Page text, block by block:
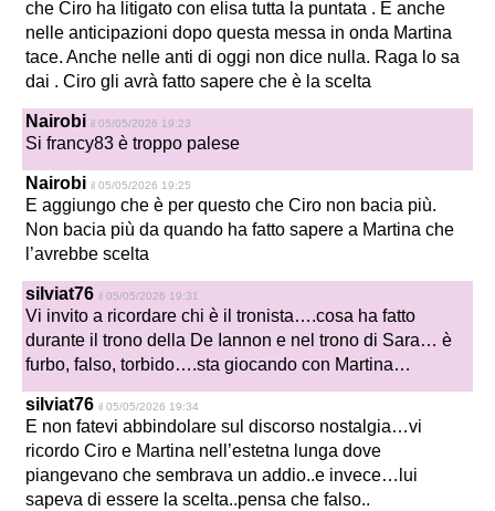
che Ciro ha litigato con elisa tutta la puntata . E anche
nelle anticipazioni dopo questa messa in onda Martina
tace. Anche nelle anti di oggi non dice nulla. Raga lo sa
dai . Ciro gli avrà fatto sapere che è la scelta
Nairobi il 05/05/2026 19:23
Si francy83 è troppo palese
Nairobi il 05/05/2026 19:25
E aggiungo che è per questo che Ciro non bacia più.
Non bacia più da quando ha fatto sapere a Martina che
l’avrebbe scelta
silviat76 il 05/05/2026 19:31
Vi invito a ricordare chi è il tronista….cosa ha fatto
durante il trono della De Iannon e nel trono di Sara… è
furbo, falso, torbido….sta giocando con Martina…
silviat76 il 05/05/2026 19:34
E non fatevi abbindolare sul discorso nostalgia…vi
ricordo Ciro e Martina nell’estetna lunga dove
piangevano che sembrava un addio..e invece…lui
sapeva di essere la scelta..pensa che falso..